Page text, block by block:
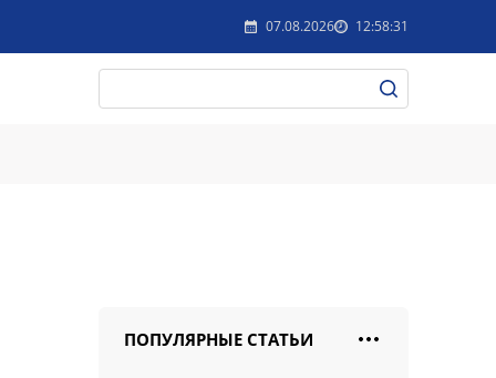
07.08.2026 12:58:31
ПОПУЛЯРНЫЕ СТАТЬИ